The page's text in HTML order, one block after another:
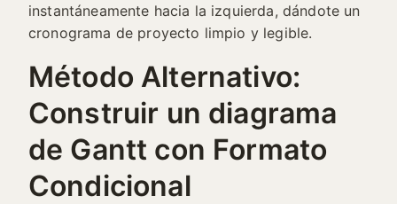
instantáneamente hacia la izquierda, dándote un
cronograma de proyecto limpio y legible.
Método Alternativo:
Construir un diagrama
de Gantt con Formato
Condicional